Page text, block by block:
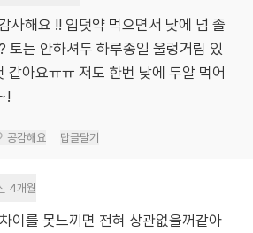
사해요 !! 입덧약 먹으면서 낮에 넘 졸
토는 안하셔두 하루종일 울렁거림 있
같아요ㅠㅠ 저도 한번 낮에 두알 먹어
공감해요 답글달기
4개월
이를 못느끼면 전혀 상관없을꺼같아